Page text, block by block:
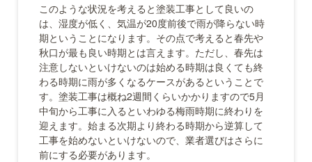
このような状況を考えると塗装工事として良いの
は、湿度が低く、気温が20度前後で雨が降らない時
期ということになります。その点で考えると春先や
秋口が最も良い時期とは言えます。ただし、春先は
注意しないといけないのは始める時期は良くても終
わる時期に雨が多くなるケースがあるということで
す。塗装工事は概ね2週間くらいかかりますので5月
中旬から工事に入るといわゆる梅雨時期に終わりを
迎えます。始まる次期より終わる時期から逆算して
工事を始めないといけないので、業者選びはさらに
前にする必要があります。